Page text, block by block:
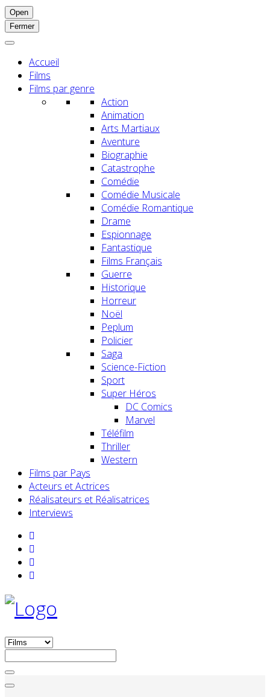
Open
Fermer
Accueil
Films
Films par genre
Action
Animation
Arts Martiaux
Aventure
Biographie
Catastrophe
Comédie
Comédie Musicale
Comédie Romantique
Drame
Espionnage
Fantastique
Films Français
Guerre
Historique
Horreur
Noël
Peplum
Policier
Saga
Science-Fiction
Sport
Super Héros
DC Comics
Marvel
Téléfilm
Thriller
Western
Films par Pays
Acteurs et Actrices
Réalisateurs et Réalisatrices
Interviews